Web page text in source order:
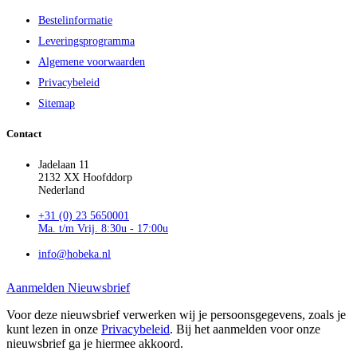
Bestelinformatie
Leveringsprogramma
Algemene voorwaarden
Privacybeleid
Sitemap
Contact
Jadelaan 11
2132 XX Hoofddorp
Nederland
+31 (0) 23 5650001
Ma. t/m Vrij. 8:30u - 17:00u
info@hobeka.nl
Aanmelden Nieuwsbrief
Voor deze nieuwsbrief verwerken wij je persoonsgegevens, zoals je
kunt lezen in onze Privacybeleid. Bij het aanmelden voor onze
nieuwsbrief ga je hiermee akkoord.